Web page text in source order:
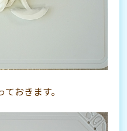
おきます。